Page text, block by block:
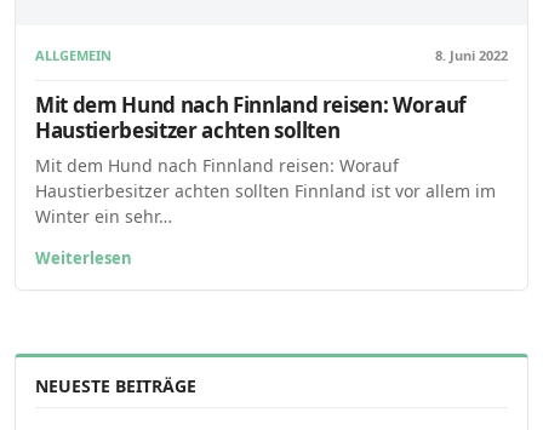
ALLGEMEIN 8. Juni 2022
Mit dem Hund nach Finnland reisen: Worauf
Haustierbesitzer achten sollten
Mit dem Hund nach Finnland reisen: Worauf
Haustierbesitzer achten sollten Finnland ist vor allem im
Winter ein sehr…
Weiterlesen
NEUESTE BEITRÄGE